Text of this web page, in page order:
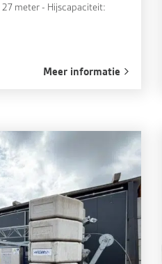
meter - Hijscapaciteit:
Meer informatie